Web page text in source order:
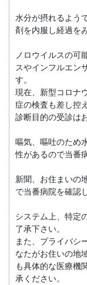
水分が摂れるよう
剤を内服し経過を
ノロウイルスの可
スやインフルエン
す。
現在、新型コロナ
症の検査も差し控
診断目的の受診は
嘔気、嘔吐のため
性があるので当番
新聞、お住まいの
で当番病院を確認
システム上、特定
了承下さい。
また、プライバシ
なたがお住いの地
も具体的な医療機
承ください。